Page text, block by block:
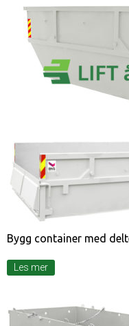
Bygg container med
Les mer